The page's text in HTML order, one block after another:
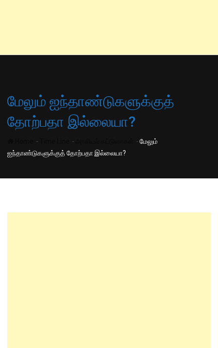
மேலும் ஐந்தாண்டுகளுக்குத்
தோற்பதா இல்லையா?
- - -மேலும்
ஐந்தாண்டுகளுக்குத் தோற்பதா இல்லையா?